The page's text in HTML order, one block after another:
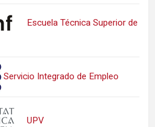
Escuela Técnica Superior de
Servicio Integrado de Empleo
UPV